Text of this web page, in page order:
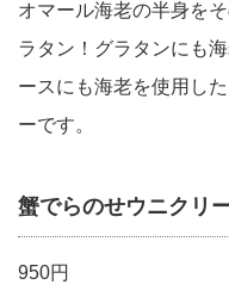
オマール海老の半身を
ラタン！グラタンにも
ースにも海老を使用し
ーです。
蟹でらのせウニクリ
950円